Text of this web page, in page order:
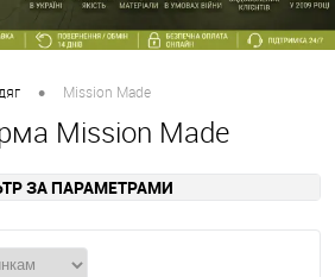
• Mission Made
Mission Made
ЗА ПАРАМЕТРАМИ